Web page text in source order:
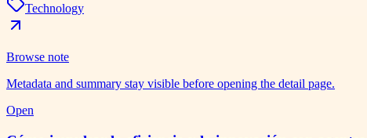
Technology
Browse note
Metadata and summary stay visible before opening the detail page.
Open